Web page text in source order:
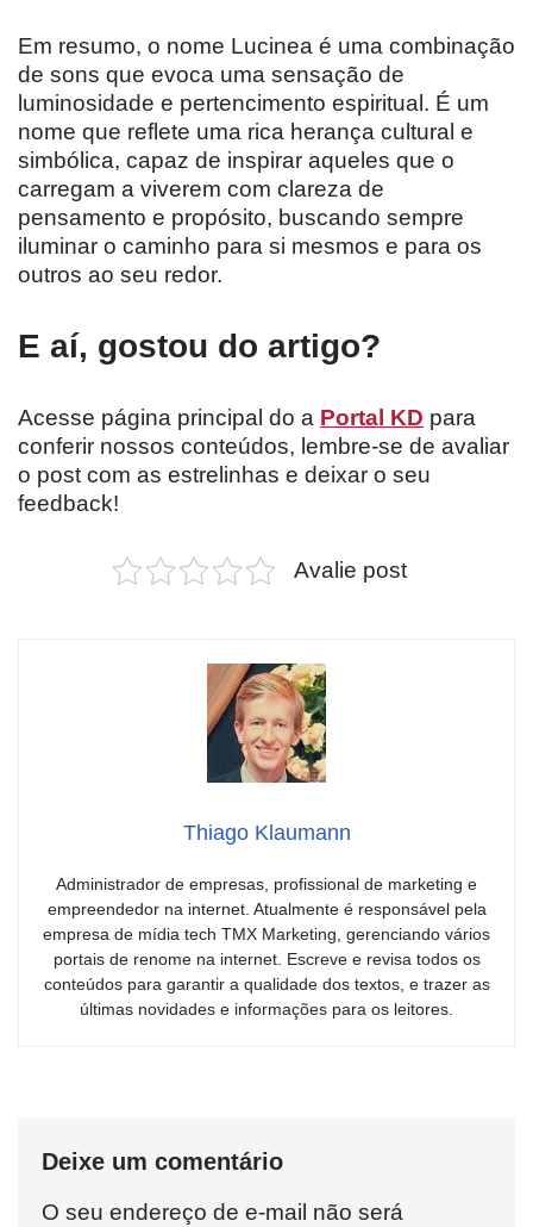
Em resumo, o nome Lucinea é uma combinação
de sons que evoca uma sensação de
luminosidade e pertencimento espiritual. É um
nome que reflete uma rica herança cultural e
simbólica, capaz de inspirar aqueles que o
carregam a viverem com clareza de
pensamento e propósito, buscando sempre
iluminar o caminho para si mesmos e para os
outros ao seu redor.
E aí, gostou do artigo?
Acesse página principal do a Portal KD para
conferir nossos conteúdos, lembre-se de avaliar
o post com as estrelinhas e deixar o seu
feedback!
Avalie post
Thiago Klaumann
Administrador de empresas, profissional de marketing e
empreendedor na internet. Atualmente é responsável pela
empresa de mídia tech TMX Marketing, gerenciando vários
portais de renome na internet. Escreve e revisa todos os
conteúdos para garantir a qualidade dos textos, e trazer as
últimas novidades e informações para os leitores.
Deixe um comentário
O seu endereço de e-mail não será